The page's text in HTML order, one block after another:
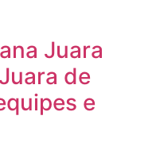
Juara
de
e